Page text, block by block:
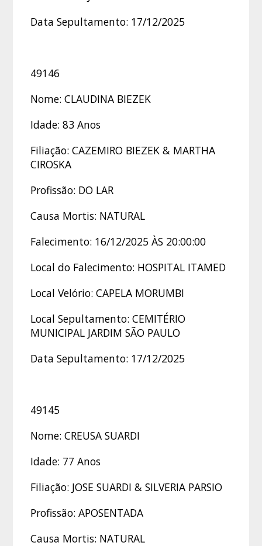
Data Sepultamento: 17/12/2025
49146
Nome: CLAUDINA BIEZEK
Idade: 83 Anos
Filiação: CAZEMIRO BIEZEK & MARTHA
CIROSKA
Profissão: DO LAR
Causa Mortis: NATURAL
Falecimento: 16/12/2025 ÀS 20:00:00
Local do Falecimento: HOSPITAL ITAMED
Local Velório: CAPELA MORUMBI
Local Sepultamento: CEMITÉRIO
MUNICIPAL JARDIM SÃO PAULO
Data Sepultamento: 17/12/2025
49145
Nome: CREUSA SUARDI
Idade: 77 Anos
Filiação: JOSE SUARDI & SILVERIA PARSIO
Profissão: APOSENTADA
Causa Mortis: NATURAL